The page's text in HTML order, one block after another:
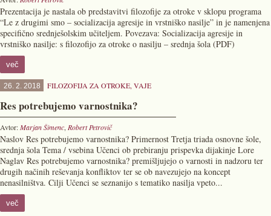
Prezentacija je nastala ob predstavitvi filozofije za otroke v sklopu programa
“Le z drugimi smo – socializacija agresije in vrstniško nasilje” in je namenjena
specifično srednješolskim učiteljem. Povezava: Socializacija agresije in
vrstniško nasilje: s filozofijo za otroke o nasilju – srednja šola (PDF)
več
26. 2. 2018 FILOZOFIJA ZA OTROKE, VAJE
Res potrebujemo varnostnika?
Avtor:Marjan Šimenc, Robert Petrovič
Naslov Res potrebujemo varnostnika? Primernost Tretja triada osnovne šole,
srednja šola Tema / vsebina Učenci ob prebiranju prispevka dijakinje Lore
Naglav Res potrebujemo varnostnika? premišljujejo o varnosti in nadzoru ter
drugih načinih reševanja konfliktov ter se ob navezujejo na koncept
nenasilništva. Cilji Učenci se seznanijo s tematiko nasilja vpeto...
več